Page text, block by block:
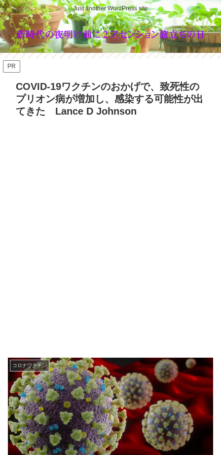
Just another WordPress site
PR
COVID-19ワクチンのおかげで、致死性の
プリオン病が増加し、感染する可能性が出
てきた Lance D Johnson
コロナワクチン